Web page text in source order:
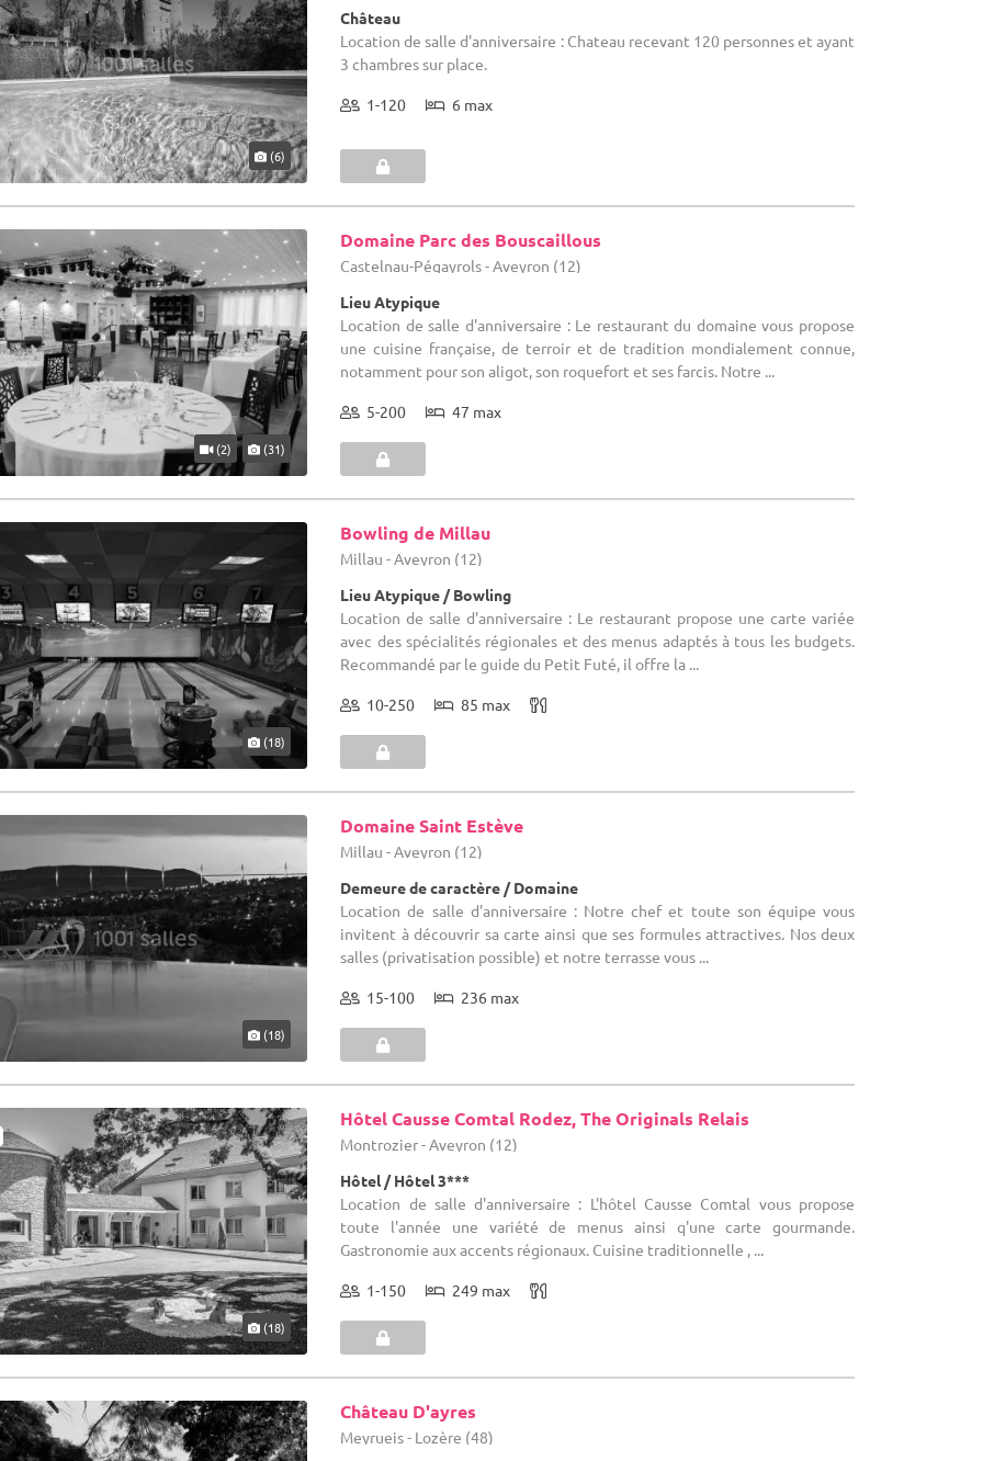
(6)
Château
Location de salle d'anniversaire : Chateau recevant 120 personnes et ayant
3 chambres sur place.
1-120 6 max
(2) (31)
Domaine Parc des Bouscaillous
Castelnau-Pégayrols - Aveyron (12)
Lieu Atypique
Location de salle d'anniversaire : Le restaurant du domaine vous propose
une cuisine française, de terroir et de tradition mondialement connue,
notamment pour son aligot, son roquefort et ses farcis. Notre ...
5-200 47 max
(18)
Bowling de Millau
Millau - Aveyron (12)
Lieu Atypique / Bowling
Location de salle d'anniversaire : Le restaurant propose une carte variée
avec des spécialités régionales et des menus adaptés à tous les budgets.
Recommandé par le guide du Petit Futé, il offre la ...
10-250 85 max
(18)
Domaine Saint Estève
Millau - Aveyron (12)
Demeure de caractère / Domaine
Location de salle d'anniversaire : Notre chef et toute son équipe vous
invitent à découvrir sa carte ainsi que ses formules attractives. Nos deux
salles (privatisation possible) et notre terrasse vous ...
15-100 236 max
(18)
Hôtel Causse Comtal Rodez, The Originals Relais
Montrozier - Aveyron (12)
Hôtel / Hôtel 3***
Location de salle d'anniversaire : L'hôtel Causse Comtal vous propose
toute l'année une variété de menus ainsi q'une carte gourmande.
Gastronomie aux accents régionaux. Cuisine traditionnelle , ...
1-150 249 max
Château D'ayres
Meyrueis - Lozère (48)